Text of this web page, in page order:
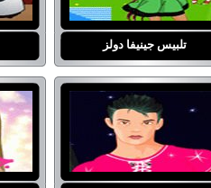
تلبيس جينيفا دولز